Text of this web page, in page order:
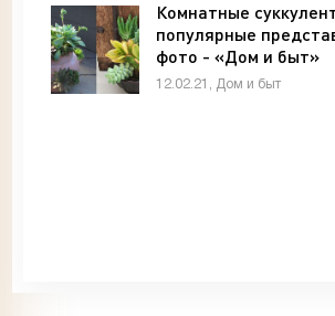
Комнатные
популярные
фото - «Дом и быт»
12.02.21, Дом и быт